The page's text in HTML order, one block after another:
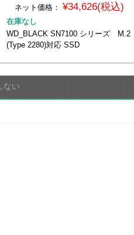
ネット価格： ¥34,626(税込)
在庫なし
WD_BLACK SN7100 シリーズ M.2
(Type 2280)対応 SSD
ない